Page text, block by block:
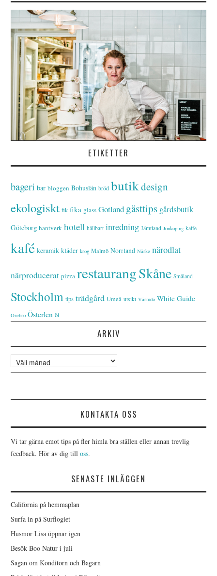
ETIKETTER
bageri bar bloggen Bohuslän bröd butikdesign
ekologiskt fik fika glass Gotland gästtips gårdsbutik
Göteborg hantverk hotell hållbart inredning Jämtland Jönköping kaffe
kafé keramik kläder krog Malmö Norrland Närke närodlat
närproducerat pizza restaurangSkåne Småland
Stockholm tips trädgård Umeå utsikt Värmdö White Guide
Örebro Österlen öl
ARKIV
Arkiv
KONTAKTA OSS
Vi tar gärna emot tips på fler himla bra ställen eller annan trevlig
feedback. Hör av dig tilloss.
SENASTE INLÄGGEN
California på hemmaplan
Surfa in på Surflogiet
Husmor Lisa öppnar igen
Besök Boo Natur i juli
Sagan om Konditorn och Bagarn